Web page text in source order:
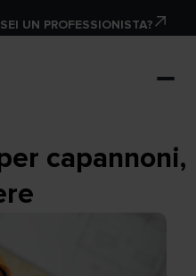
SEI UN PROFESSIONISTA?
capannoni,